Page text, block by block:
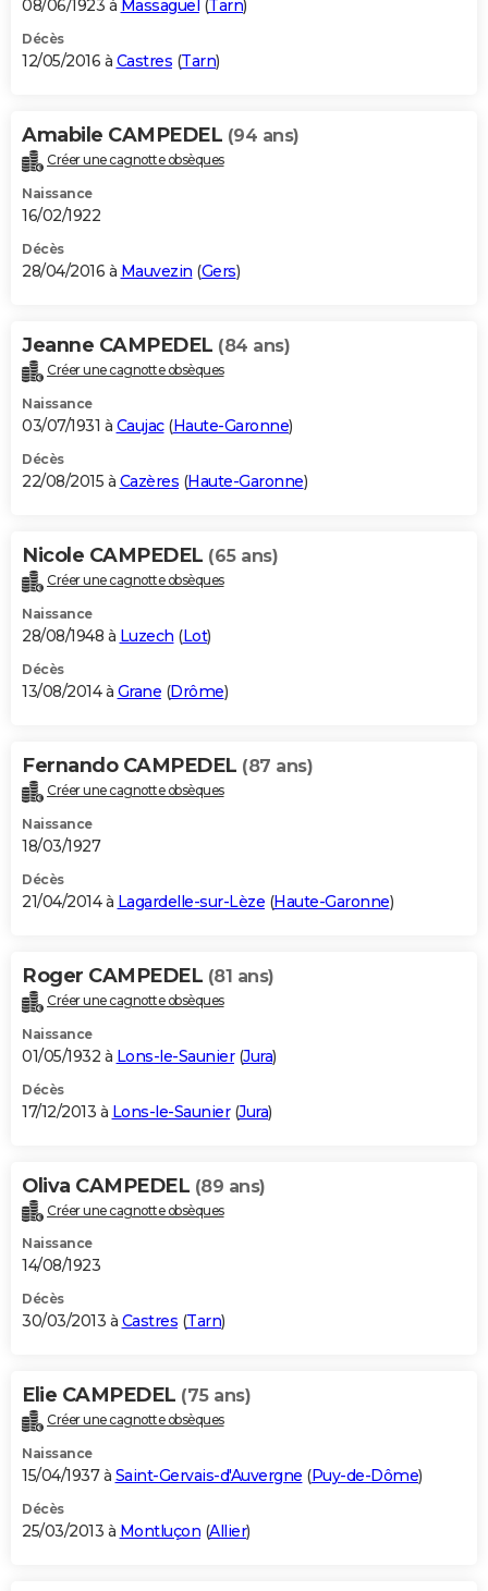
08/06/1923 à Massaguel (Tarn)
Décès
12/05/2016 à Castres (Tarn)
Amabile CAMPEDEL (94 ans)
Créer une cagnotte obsèques
Naissance
16/02/1922
Décès
28/04/2016 à Mauvezin (Gers)
Jeanne CAMPEDEL (84 ans)
Créer une cagnotte obsèques
Naissance
03/07/1931 à Caujac(Haute-Garonne)
Décès
22/08/2015 à Cazères (Haute-Garonne)
Nicole CAMPEDEL (65 ans)
Créer une cagnotte obsèques
Naissance
28/08/1948 à Luzech (Lot)
Décès
13/08/2014 à Grane (Drôme)
Fernando CAMPEDEL (87 ans)
Créer une cagnotte obsèques
Naissance
18/03/1927
Décès
21/04/2014 à Lagardelle-sur-Lèze (Haute-Garonne)
Roger CAMPEDEL (81 ans)
Créer une cagnotte obsèques
Naissance
01/05/1932 à Lons-le-Saunier(Jura)
Décès
17/12/2013 à Lons-le-Saunier(Jura)
Oliva CAMPEDEL (89 ans)
Créer une cagnotte obsèques
Naissance
14/08/1923
Décès
30/03/2013 à Castres (Tarn)
Elie CAMPEDEL (75 ans)
Créer une cagnotte obsèques
Naissance
15/04/1937 à Saint-Gervais-d'Auvergne (Puy-de-Dôme)
Décès
25/03/2013 à Montluçon (Allier)